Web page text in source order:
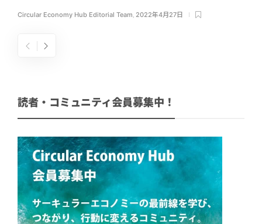
Circular Economy Hub Editorial Team, 2022年4月27日
読者・コミュニティ会員募集中！